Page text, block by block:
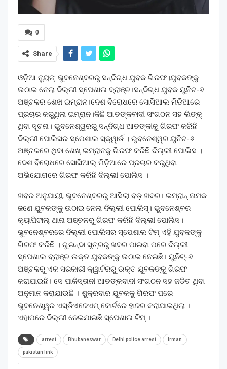
0
Share
ଓଡ଼ିଆ ନ୍ୟୁଜ୍: ଭୁବନେଶ୍ବରରୁ ସନ୍ଦିଗ୍ଧ ଯୁବକ ଗିରଫ।ଯୁବକଙ୍କୁ
ଉଠାଇ ନେଲା ଦିଲ୍ଲୀ ସ୍ପେଶାଲ ବ୍ରାଞ୍ଚ।ସନ୍ଦିଗ୍ଧ ଯୁବକ ୟୁନିଟ-୬
ଅଞ୍ଚଳର ଶେଖ ଇମ୍ରାନ।ଦେଶ ବିରୋଧରେ ସୋସିଆଲ ମିଡିଆରେ
ପ୍ରଚାର କରୁଥିଲା ଇମ୍ରାନ।କିଛି ଆତଙ୍କବାଦୀ ସଂଗଠନ ସହ ଲିଙ୍କ୍‌
ଥିବା ସୂଚନା। ଭୁବନେଶ୍ୱରରୁ ସନ୍ଦିଗ୍ଧ ଆତଙ୍କୀକୁ ଗିରଫ କରିଛି
ଦିଲ୍ଲୀ ପୋଲିସର ସ୍ପେଶାଲ ସ୍କ୍ୱାର୍ଡ । ଭୁବନେଶ୍ୱର ୟୁନିଟ-୬
ଅଞ୍ଚଳରେ ଥିବା ଶେଖ୍ ଇମ୍ରାନକୁ ଗିରଫ କରିଛି ଦିଲ୍ଲୀ ପୋଲିସ ।
ଦେଶ ବିରୋଧରେ ସୋସିଆଲ୍ ମିଡ଼ିଆରେ ପ୍ରଚାର କରୁଥିବା
ଅଭିଯୋଗରେ ଗିରଫ କରିଛି ଦିଲ୍ଲୀ ପୋଲିସ ।
ଖବର ଅନୁଯାୟୀ, ଭୁବନେଶ୍ବରରୁ ଆସିଲା ବଡ଼ ଖବର। ଇମ୍ରାନ୍ ନାମକ
ଜଣେ ଯୁବକଙ୍କୁ ଉଠାଇ ନେଲା ଦିଲ୍ଲୀ ପୋଲିସ୍। ଭୁବନେଶ୍ବର
କ୍ୟାପିଟାଲ୍ ଥାନା ଅଞ୍ଚଳରୁ ଗିରଫ କରିଛି ଦିଲ୍ଲୀ ପୋଲିସ।
ଭୁବନେଶ୍ବରରେ ଦିଲ୍ଲୀ ପୋଲିସର ସ୍ପେଶାଲ ଟିମ୍ ଏହି ଯୁବକଙ୍କୁ
ଗିରଫ କରିଛି । ଗୁଇନ୍ଦା ସୂତ୍ରରୁ ଖବର ପାଇବା ପରେ ଦିଲ୍ଲୀ
ସ୍ପେଶାଲ ବ୍ରାଞ୍ଚ ଉକ୍ତ ଯୁବକଙ୍କୁ ଉଠାଇ ନେଇଛି। ୟୁନିଟ୍-୬
ଅଞ୍ଚଳରୁ ଏକ ସରକାରୀ କ୍ୱାର୍ଟରରୁ ଉକ୍ତ ଯୁବକଙ୍କୁ ଗିରଫ
କରାଯାଇଛି। ସେ ପାକିସ୍ତାନୀ ଆତଙ୍କବାଦୀ ସଂଗଠନ ସହ ଜଡିତ ଥିବା
ଅନୁମାନ କରାଯାଉଛି । ଶୁକ୍ରବାର ଯୁବକକୁ ଗିରଫ ପରେ
ଭୁବନେଶ୍ୱର ଏସ୍ଡିଏଜେଏମ୍ କୋର୍ଟରେ ହାଜର କରାଯାଇଥିଲା ।
ଏହାପରେ ଦିଲ୍ଲୀ ନେଇଯାଇଛି ସ୍ପେଶାଲ ଟିମ୍ ।
arrest Bhubaneswar Delhi police arrest Irman
pakistan link